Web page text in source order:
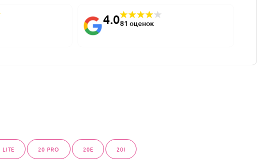
4.081 оценок
LITE 20 PRO 20E 20I